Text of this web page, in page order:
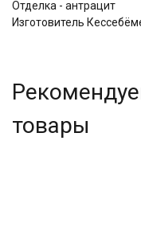
Отделка - антрацит
Изготовитель
товары